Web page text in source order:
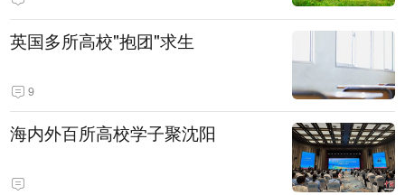
英国多所高校"抱团"求生
9
海内外百所高校学子聚沈阳